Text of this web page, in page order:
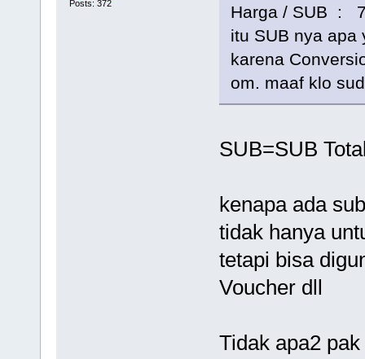
Posts: 372
Harga / SUB :
itu SUB nya apa
karena
om. maaf klo
SUB=SUB
kenapa ada
tidak hanya
tetapi bisa
Voucher dll
Tidak apa2